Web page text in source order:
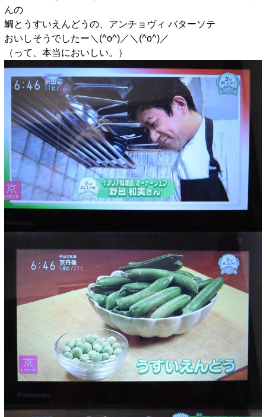
んの
鯛とうすいえんどうの、アンチョヴィ バターソテ
おいしそうでしたー＼(^o^)／＼(^o^)／
（って、本当においしい。）